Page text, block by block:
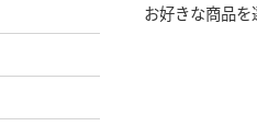
お好きな商品を